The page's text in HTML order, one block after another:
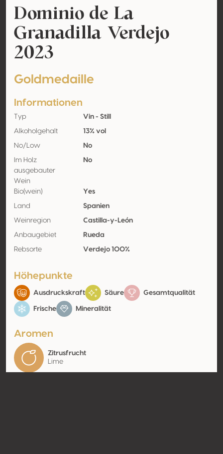
Dominio de La
Granadilla Verdejo
2023
Goldmedaille
Informationen
Typ Vin - Still
Alkoholgehalt 13% vol
No/Low No
Im Holz
ausgebauter
Wein
No
Bio(wein) Yes
Land Spanien
Weinregion Castilla-y-León
Anbaugebiet Rueda
Rebsorte Verdejo 100%
Höhepunkte
Ausdruckskraft Säure Gesamtqualität
Frische Mineralität
Aromen
Zitrusfrucht
Lime